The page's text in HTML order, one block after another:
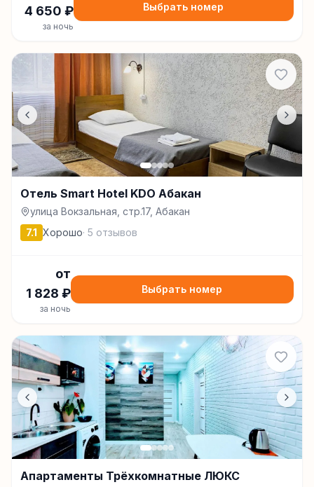
4 650 ₽
за ночь
Выбрать номер
Отель Smart Hotel KDO Абакан
улица Вокзальная, стр.17, Абакан
7.1 Хорошо· 5 отзывов
от
1 828 ₽
за ночь
Выбрать номер
Апартаменты Трёхкомнатные ЛЮКС